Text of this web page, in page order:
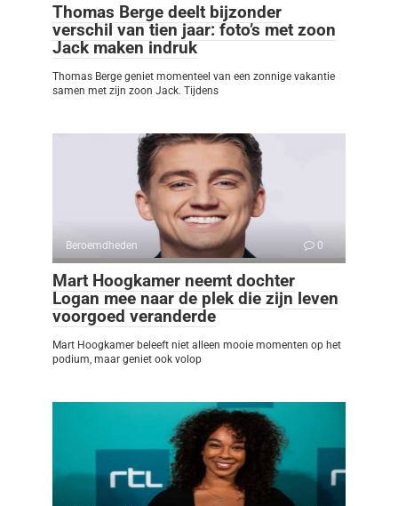
Thomas Berge deelt bijzonder
verschil van tien jaar: foto’s met zoon
Jack maken indruk
Thomas Berge geniet momenteel van een zonnige vakantie
samen met zijn zoon Jack. Tijdens
Beroemdheden 0
Mart Hoogkamer neemt dochter
Logan mee naar de plek die zijn leven
voorgoed veranderde
Mart Hoogkamer beleeft niet alleen mooie momenten op het
podium, maar geniet ook volop